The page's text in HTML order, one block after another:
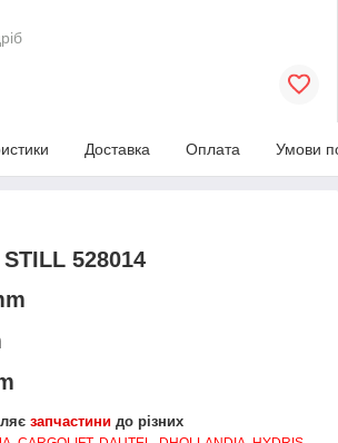
Доставка Оплата Умови
528014
запчастини до різних